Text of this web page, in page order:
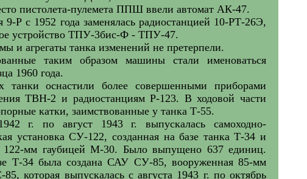
пистолета-пулемета ППШ ввели автомат АК-47.
9-Р с 1952 года заменялась радиостанцией 10-РТ-26Э,
устройство ТПУ-3бис-Ф - ТПУ-47.
и агрегаты танка изменений не претерпели.
таким образом машины стали именоваться
1960 года.
танки оснастили более совершенными приборами
ТВН-2 и радиостанциям Р-123. В ходовой части
катки, заимствованные у танка Т-55.
г. по август 1943 г. выпускалась самоходно-
установка СУ-122, созданная на базе танка Т-34 и
122-мм гаубицей М-30. Было выпущено 637 единиц.
Т-34 была создана САУ СУ-85, вооруженная 85-мм
которая выпускалась с августа 1943 г. по октябрь